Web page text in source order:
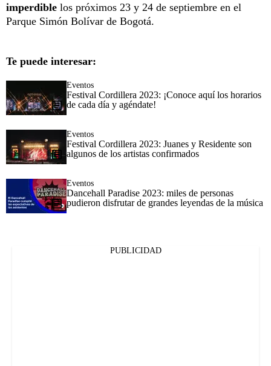
imperdible los próximos 23 y 24 de septiembre en el
Parque Simón Bolívar de Bogotá.
Te puede interesar:
Eventos
Festival Cordillera 2023: ¡Conoce aquí los horarios
de cada día y agéndate!
Eventos
Festival Cordillera 2023: Juanes y Residente son
algunos de los artistas confirmados
Eventos
Dancehall Paradise 2023: miles de personas
pudieron disfrutar de grandes leyendas de la música
PUBLICIDAD